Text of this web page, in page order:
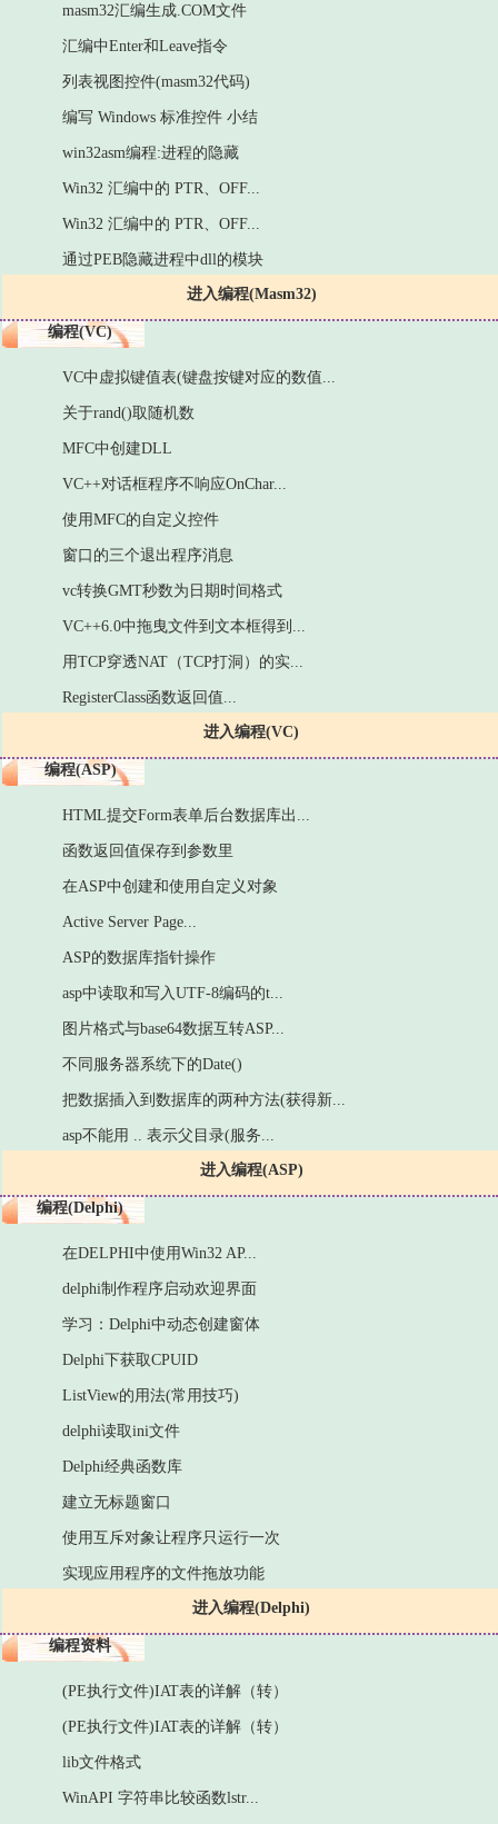
进入编程(Masm32)
masm32汇编生成.COM文件
汇编中Enter和Leave指令
列表视图控件(masm32代码)
编写 Windows 标准控件 小结
win32asm编程:进程的隐藏
Win32 汇编中的 PTR、OFF...
Win32 汇编中的 PTR、OFF...
通过PEB隐藏进程中dll的模块
编程(VC)
进入编程(VC)
VC中虚拟键值表(键盘按键对应的数值...
关于rand()取随机数
MFC中创建DLL
VC++对话框程序不响应OnChar...
使用MFC的自定义控件
窗口的三个退出程序消息
vc转换GMT秒数为日期时间格式
VC++6.0中拖曳文件到文本框得到...
用TCP穿透NAT（TCP打洞）的实...
RegisterClass函数返回值...
编程(ASP)
进入编程(ASP)
HTML提交Form表单后台数据库出...
函数返回值保存到参数里
在ASP中创建和使用自定义对象
Active Server Page...
ASP的数据库指针操作
asp中读取和写入UTF-8编码的t...
图片格式与base64数据互转ASP...
不同服务器系统下的Date()
把数据插入到数据库的两种方法(获得新...
asp不能用 .. 表示父目录(服务...
编程(Delphi)
进入编程(Delphi)
在DELPHI中使用Win32 AP...
delphi制作程序启动欢迎界面
学习：Delphi中动态创建窗体
Delphi下获取CPUID
ListView的用法(常用技巧)
delphi读取ini文件
Delphi经典函数库
建立无标题窗口
使用互斥对象让程序只运行一次
实现应用程序的文件拖放功能
编程资料
(PE执行文件)IAT表的详解（转）
(PE执行文件)IAT表的详解（转）
lib文件格式
WinAPI 字符串比较函数lstr...